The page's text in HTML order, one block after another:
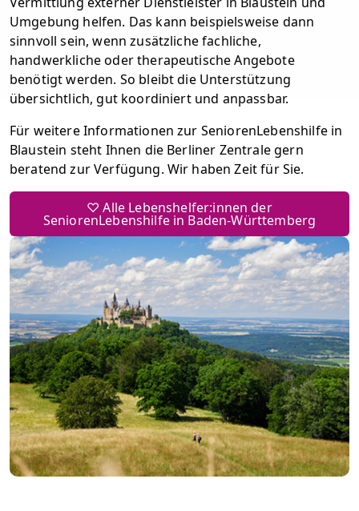
Umgebung helfen. Das kann beispielsweise dann
sinnvoll sein, wenn zusätzliche fachliche,
handwerkliche oder therapeutische Angebote
benötigt werden. So bleibt die Unterstützung
übersichtlich, gut koordiniert und anpassbar.
Für weitere Informationen zur SeniorenLebenshilfe in
Blaustein steht Ihnen die Berliner Zentrale gern
beratend zur Verfügung. Wir haben Zeit für Sie.
♡ Alle Lebenshelfer:innen der
SeniorenLebenshilfe in Baden-Württemberg